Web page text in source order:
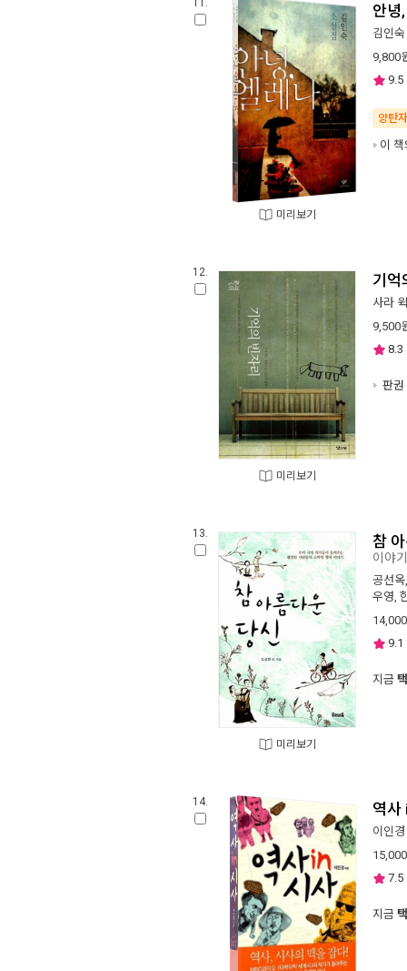
11.
미리보기
안녕
김인숙
9,800
9.5
양탄
이
12.
미리보기
기억
사라
9,500
8.3
판권
13.
미리보기
참
이야기
공선옥
우영
14,000
9.1
지금
14. 역사
이인경
15,000
7.5
지금